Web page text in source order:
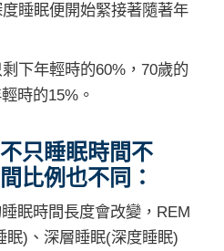
睡眠便開始緊接著隨著年
下年輕時的60%，70歲的
時的15%。
只睡眠時間不
比例也不同：
眠時間長度會改變，REM
眠)、深層睡眠(深度睡眠)